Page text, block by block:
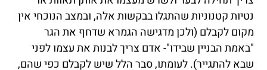
נטיות קטנוניות שהתגלו בבקשות אלה, ובמצב הנוכחי אין
מקום לקבלם (ולכן מדגישה הגמרא שדחף את הגר
"באמת הבניין שבידו"- אדם צריך לבנות את עצמו לפני
שבא להתגייר). לעומתו, סבר הלל שיש לקבלם כפי שהם,